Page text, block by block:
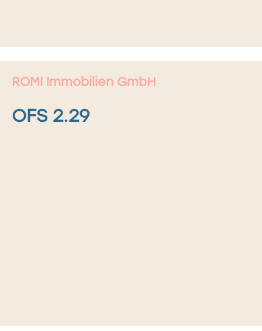
ROMI Immobilien GmbH
OFS 2.29